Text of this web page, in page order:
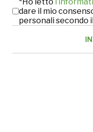
dare il mio
personali secondo